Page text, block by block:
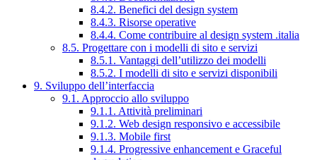
8.4.2. Benefici del design system
8.4.3. Risorse operative
8.4.4. Come contribuire al design system .italia
8.5. Progettare con i modelli di sito e servizi
8.5.1. Vantaggi dell’utilizzo dei modelli
8.5.2. I modelli di sito e servizi disponibili
9. Sviluppo dell’interfaccia
9.1. Approccio allo sviluppo
9.1.1. Attività preliminari
9.1.2. Web design responsivo e accessibile
9.1.3. Mobile first
9.1.4. Progressive enhancement e Graceful